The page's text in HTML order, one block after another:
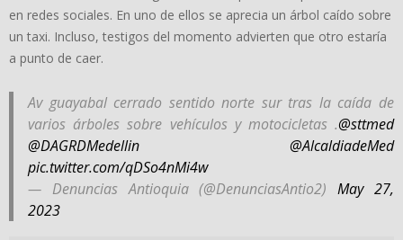
en redes sociales. En uno de ellos se aprecia un árbol caído sobre
un taxi. Incluso, testigos del momento advierten que otro estaría
a punto de caer.
Av guayabal cerrado sentido norte sur tras la caída de
varios árboles sobre vehículos y motocicletas .@sttmed
@DAGRDMedellin
@AlcaldiadeMed
pic.twitter.com/qDSo4nMi4w
— Denuncias Antioquia (@DenunciasAntio2)May 27,
2023